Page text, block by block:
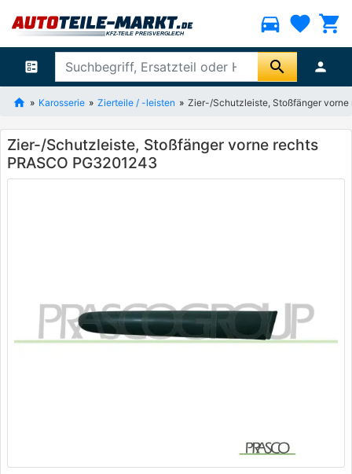
directions_car favorite shopping_cart
ballot search person
Karosserie Zierteile / -leisten Zier-/Schutzleiste, Stoßfänger vorne
Zier-/Schutzleiste, Stoßfänger vorne rechts
PRASCO PG3201243